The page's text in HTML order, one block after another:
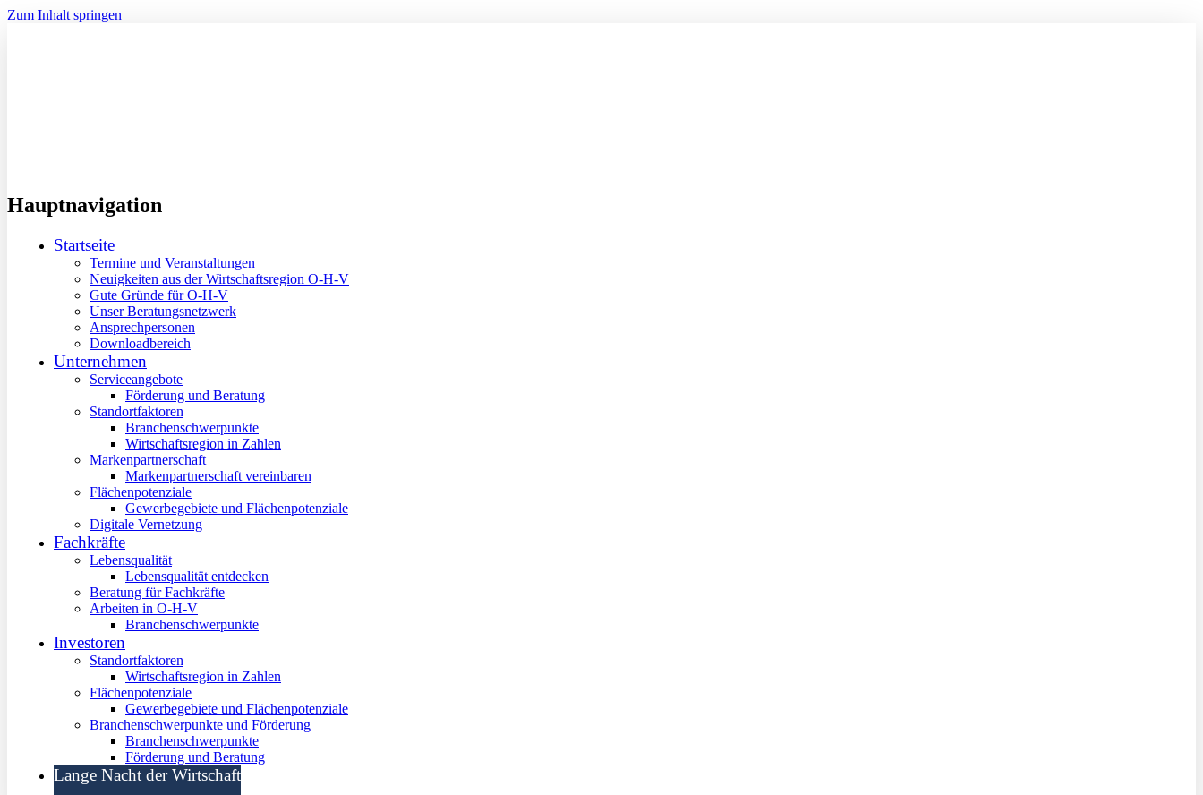
Zum Inhalt springen
Hauptnavigation
Startseite
Termine und Veranstaltungen
Neuigkeiten aus der Wirtschaftsregion O-H-V
Gute Gründe für O-H-V
Unser Beratungsnetzwerk
Ansprechpersonen
Downloadbereich
Unternehmen
Serviceangebote
Förderung und Beratung
Standortfaktoren
Branchenschwerpunkte
Wirtschaftsregion in Zahlen
Markenpartnerschaft
Markenpartnerschaft vereinbaren
Flächenpotenziale
Gewerbegebiete und Flächenpotenziale
Digitale Vernetzung
Fachkräfte
Lebensqualität
Lebensqualität entdecken
Beratung für Fachkräfte
Arbeiten in O-H-V
Branchenschwerpunkte
Investoren
Standortfaktoren
Wirtschaftsregion in Zahlen
Flächenpotenziale
Gewerbegebiete und Flächenpotenziale
Branchenschwerpunkte und Förderung
Branchenschwerpunkte
Förderung und Beratung
Lange Nacht der Wirtschaft